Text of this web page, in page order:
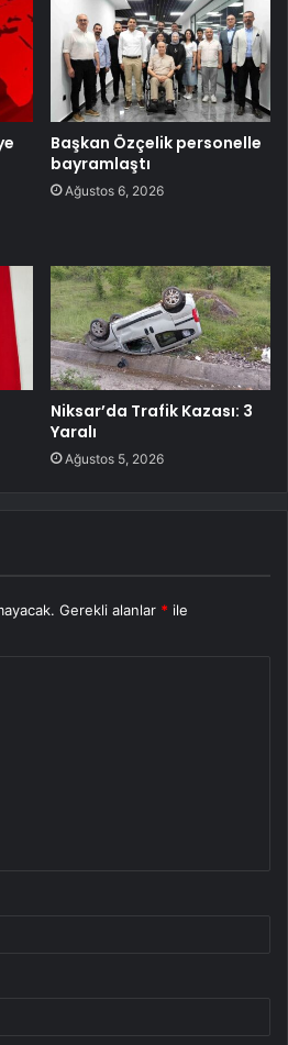
Başkan Özçelik personelle
bayramlaştı
Ağustos 6, 2026
Niksar’da Trafik Kazası: 3
Yaralı
Ağustos 5, 2026
Gerekli alanlar * ile